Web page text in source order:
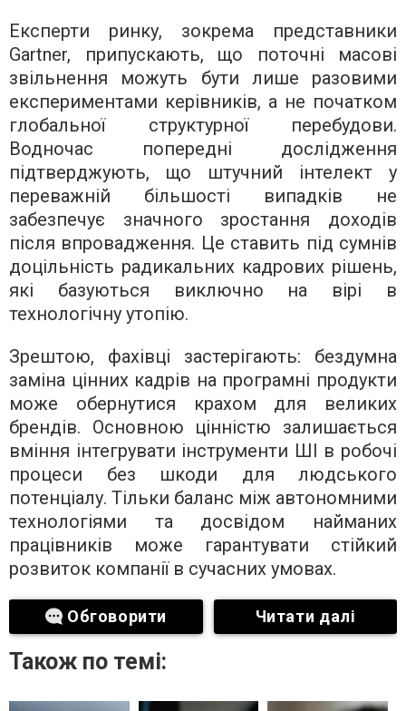
Експерти ринку, зокрема представники
Gartner, припускають, що поточні масові
звільнення можуть бути лише разовими
експериментами керівників, а не початком
глобальної структурної перебудови.
Водночас попередні дослідження
підтверджують, що штучний інтелект у
переважній більшості випадків не
забезпечує значного зростання доходів
після впровадження. Це ставить під сумнів
доцільність радикальних кадрових рішень,
які базуються виключно на вірі в
технологічну утопію.
Зрештою, фахівці застерігають: бездумна
заміна цінних кадрів на програмні продукти
може обернутися крахом для великих
брендів. Основною цінністю залишається
вміння інтегрувати інструменти ШІ в робочі
процеси без шкоди для людського
потенціалу. Тільки баланс між автономними
технологіями та досвідом найманих
працівників може гарантувати стійкий
розвиток компанії в сучасних умовах.
Обговорити Читати далі
Також по темі: